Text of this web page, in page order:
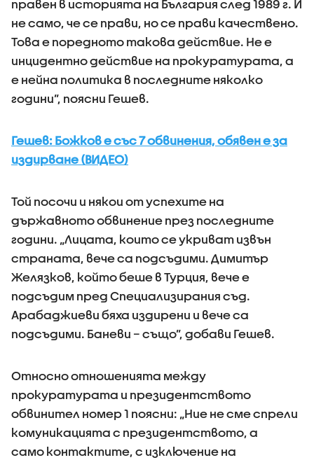
правен в историята на България след 1989 г. И
не само, че се прави, но се прави качествено.
Това е поредното такова действие. Не е
инцидентно действие на прокуратурата, а
е нейна политика в последните няколко
години”, поясни Гешев.
Гешев: Божков е със 7 обвинения, обявен е за
издирване (ВИДЕО)
Той посочи и някои от успехите на
държавното обвинение през последните
години. „Лицата, които се укриват извън
страната, вече са подсъдими. Димитър
Желязков, който беше в Турция, вече е
подсъдим пред Специализирания съд.
Арабаджиеви бяха издирени и вече са
подсъдими. Баневи – също”, добави Гешев.
Относно отношенията между
прокуратурата и президентството
обвинител номер 1 поясни: „Ние не сме спрели
комуникацията с президентството, а
само контактите, с изключение на